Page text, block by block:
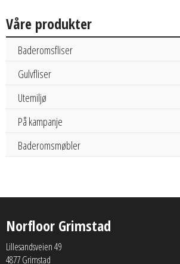
Våre produkter
Baderomsfliser
Gulvfliser
Utemiljø
På kampanje
Baderomsmøbler
Norfloor Grimstad
Lillesandsveien 49
4877 Grimstad